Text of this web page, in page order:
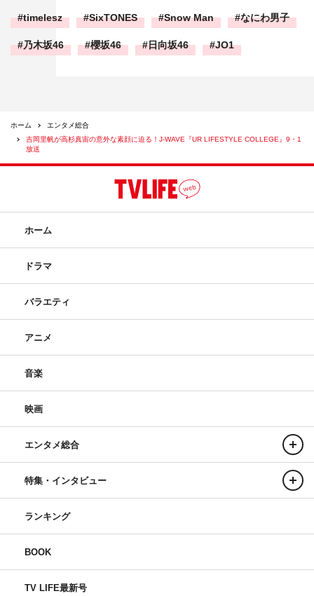
timelesz SixTONES Snow Man なにわ男子
乃木坂46 櫻坂46 日向坂46 JO1
ホーム
エンタメ総合
吉岡里帆が高杉真宙の意外な素顔に迫る！J-WAVE『UR LIFESTYLE COLLEGE』9・1
放送
ホーム
ドラマ
バラエティ
アニメ
音楽
映画
エンタメ総合
特集・インタビュー
ランキング
BOOK
TV LIFE最新号